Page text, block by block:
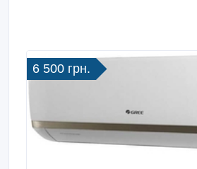
6 500 грн.